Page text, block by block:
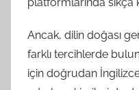
Ancak, dilin doğası
farklı tercihlerde
için doğrudan